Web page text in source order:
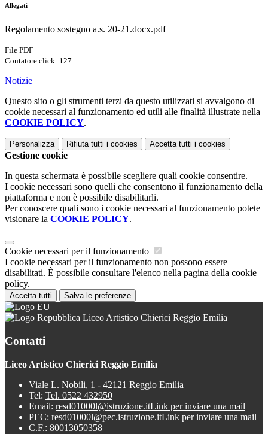
Allegati
Regolamento sostegno a.s. 20-21.docx.pdf
File PDF
Contatore click: 127
Notizie
Questo sito o gli strumenti terzi da questo utilizzati si avvalgono di
cookie necessari al funzionamento ed utili alle finalità illustrate nella
COOKIE POLICY.
Personalizza Rifiuta tutti i cookies Accetta tutti i cookies
Gestione cookie
In questa schermata è possibile scegliere quali cookie consentire.
I cookie necessari sono quelli che consentono il funzionamento della
piattaforma e non è possibile disabilitarli.
Per conoscere quali sono i cookie necessari al funzionamento potete
visionare la COOKIE POLICY.
Cookie necessari per il funzionamento
I cookie necessari per il funzionamento non possono essere
disabilitati. È possibile consultare l'elenco nella pagina della cookie
policy.
Accetta tutti Salva le preferenze
Liceo Artistico Chierici Reggio Emilia
Contatti
Liceo Artistico Chierici Reggio Emilia
Viale L. Nobili, 1 - 42121 Reggio Emilia
Tel: Tel. 0522 432950
Email: resd01000l@istruzione.itLink per inviare una mail
PEC: resd01000l@pec.istruzione.itLink per inviare una mail
C.F.: 80013050358